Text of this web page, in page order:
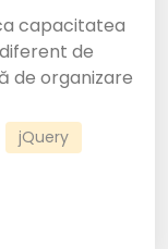
capacitatea
de
de organizare
jQuery